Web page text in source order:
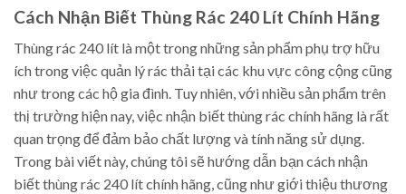
Cách Nhận Biết Thùng Rác 240 Lít Chính Hãng
Thùng rác 240 lít là một trong những sản phẩm phụ trợ hữu
ích trong việc quản lý rác thải tại các khu vực công cộng cũng
như trong các hộ gia đình. Tuy nhiên, với nhiều sản phẩm trên
thị trường hiện nay, việc nhận biết thùng rác chính hãng là rất
quan trọng để đảm bảo chất lượng và tính năng sử dụng.
Trong bài viết này, chúng tôi sẽ hướng dẫn bạn cách nhận
biết thùng rác 240 lít chính hãng, cũng như giới thiệu thương